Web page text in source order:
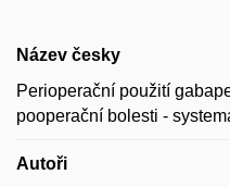
Název česky
Perioperační použití
pooperační bolesti -
Autoři